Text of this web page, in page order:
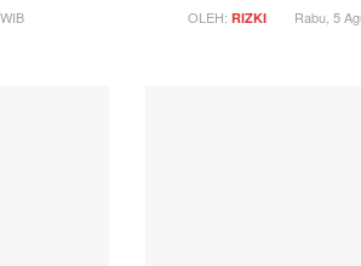
OLEH: RIZKI Rabu, 5